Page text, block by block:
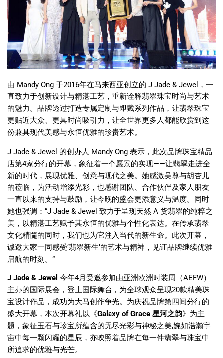
由 Mandy Ong 于2016年在马来西亚创立的 J Jade & Jewel ，一
直致力于创新设计与精湛工艺，重新诠释翡翠珠宝时尚与艺术
的魅力。品牌透过打造专属定制与即戴系列作品，让翡翠珠宝
更贴近大众、更具时尚吸引力，让全世界更多人都能欣赏到这
份兼具现代美感与永恒优雅的珍贵艺术。
J Jade & Jewel 的创办人 Mandy Ong 表示，此次品牌珠宝精品
店第4家分行的开幕，象征着一个愿景的实现——让翡翠走进全
新的时代，展现优雅、创意与现代之美。她感激吴尊与胡杏儿
的莅临，为活动增添光彩，也感谢团队、合作伙伴及家人朋友
一直以来的支持与鼓励，让今晚的盛会更添意义与温度。同时
她也强调： “J Jade & Jewel 致力于呈现天然 A 货翡翠的纯粹之
美，以精湛工艺赋予其永恒的优雅与个性化表达。在传承翡翠
文化精髓的同时，我们也为它注入当代的新生命。此次开幕，
诚邀大家一同感受‘翡翠新生’的艺术与精神，见证品牌继续优雅
启航的时刻。 ”
J Jade & Jewel 今年4月受邀参加由亚洲欧洲时装周（AEFW）
主办的国际展会，登上国际舞台，为全球观众呈现20款精美珠
宝设计作品，成功为大马创作争光。为庆祝品牌第四间分行的
盛大开幕，本次开幕礼以《Galaxy of Grace 星河之韵》为主
题，象征玉石与珍宝所蕴含的无尽光彩与神秘之美,婉如浩瀚宇
宙中每一颗闪耀的星辰，亦映照着品牌在每一件翡翠与珠宝中
所追求的优雅与光芒。